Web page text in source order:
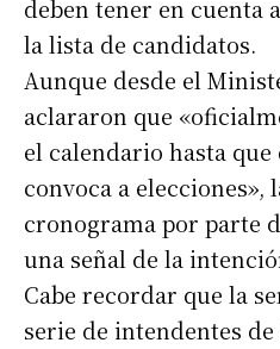
deben tener en cuenta
la lista de candidatos.
Aunque desde el
aclararon que
el calendario hasta que
convoca a
cronograma por parte
una señal de la
Cabe recordar que la
serie de intendentes